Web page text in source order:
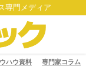
専門メディア
ハウ資料 専門家コラム